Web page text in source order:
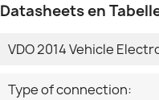
Datasheets en
VDO 2014 Vehicle
Type of connection: